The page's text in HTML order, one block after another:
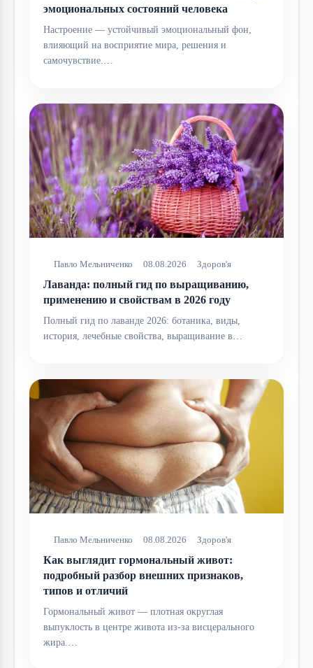
эмоциональных состояний человека
Настроение — устойчивый эмоциональный фон,
влияющий на восприятие мира, решения и
самочувствие.…
Павло Мельниченко 08.08.2026 Здоров'я
Лаванда: полный гид по выращиванию,
применению и свойствам в 2026 году
Полный гид по лаванде 2026: ботаника, виды,
история, лечебные свойства, выращивание в…
Павло Мельниченко 08.08.2026 Здоров'я
Как выглядит гормональный живот:
подробный разбор внешних признаков,
типов и отличий
Гормональный живот — плотная округлая
выпуклость в центре живота из-за висцерального
жира.…